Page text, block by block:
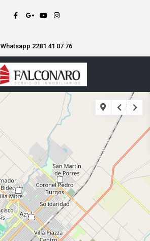
Whatsapp 2281 41 07 76
2
6
102